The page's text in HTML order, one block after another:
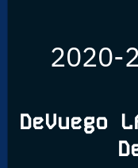
2020-
DeVuego